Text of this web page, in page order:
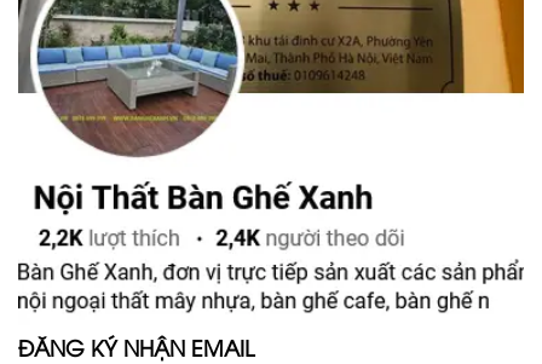
ĐĂNG KÝ NHẬN EMAIL